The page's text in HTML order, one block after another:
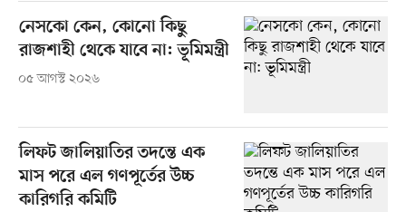
নেসকো কেন, কোনো কিছু
রাজশাহী থেকে যাবে না: ভূমিমন্ত্রী
০৫ আগস্ট ২০২৬
লিফট জালিয়াতির তদন্তে এক
মাস পরে এল গণপূর্তের উচ্চ
কারিগরি কমিটি